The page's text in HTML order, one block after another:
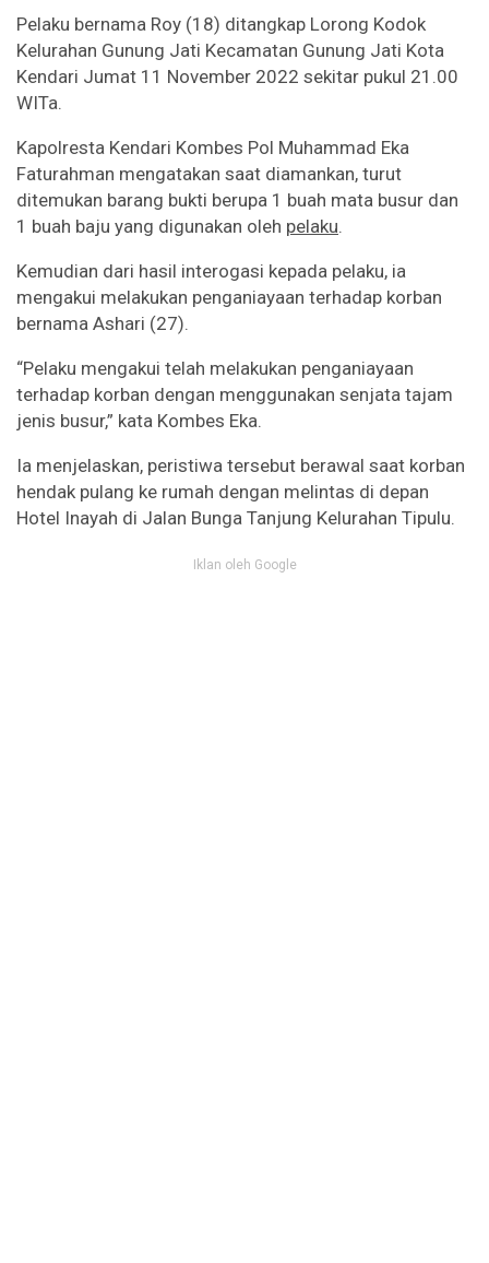
Pelaku bernama Roy (18) ditangkap Lorong Kodok
Kelurahan Gunung Jati Kecamatan Gunung Jati Kota
Kendari Jumat 11 November 2022 sekitar pukul 21.00
WITa.
Kapolresta Kendari Kombes Pol Muhammad Eka
Faturahman mengatakan saat diamankan, turut
ditemukan barang bukti berupa 1 buah mata busur dan
1 buah baju yang digunakan oleh pelaku.
Kemudian dari hasil interogasi kepada pelaku, ia
mengakui melakukan penganiayaan terhadap korban
bernama Ashari (27).
“Pelaku mengakui telah melakukan penganiayaan
terhadap korban dengan menggunakan senjata tajam
jenis busur,” kata Kombes Eka.
Ia menjelaskan, peristiwa tersebut berawal saat korban
hendak pulang ke rumah dengan melintas di depan
Hotel Inayah di Jalan Bunga Tanjung Kelurahan Tipulu.
Iklan oleh Google